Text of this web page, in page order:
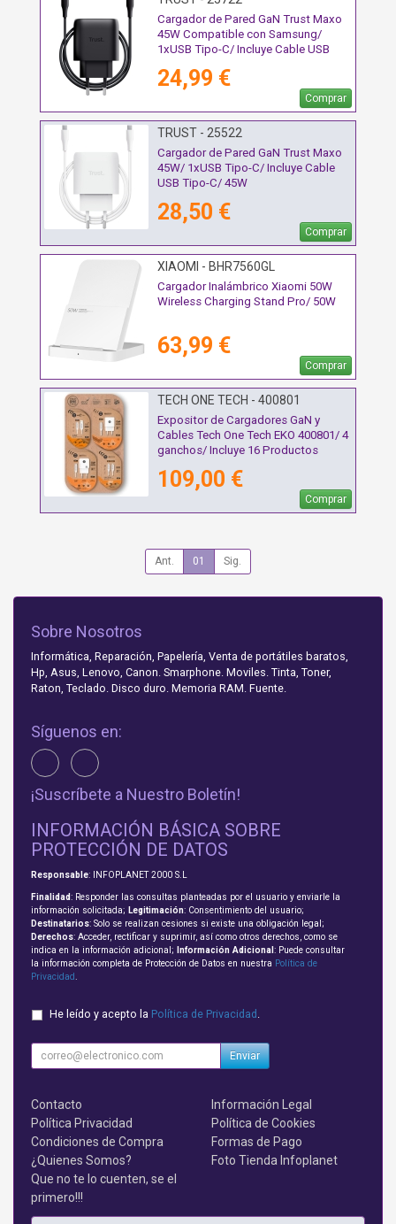
Cargador de Pared GaN Trust Maxo
45W Compatible con Samsung/
1xUSB Tipo-C/ Incluye Cable USB
24,99 €
Comprar
TRUST - 25522
Cargador de Pared GaN Trust Maxo
45W/ 1xUSB Tipo-C/ Incluye Cable
USB Tipo-C/ 45W
28,50 €
Comprar
XIAOMI - BHR7560GL
Cargador Inalámbrico Xiaomi 50W
Wireless Charging Stand Pro/ 50W
63,99 €
Comprar
TECH ONE TECH - 400801
Expositor de Cargadores GaN y
Cables Tech One Tech EKO 400801/ 4
ganchos/ Incluye 16 Productos
109,00 €
Comprar
Ant. 01 Sig.
Sobre Nosotros
Informática, Reparación, Papelería, Venta de portátiles baratos,
Hp, Asus, Lenovo, Canon. Smarphone. Moviles. Tinta, Toner,
Raton, Teclado. Disco duro. Memoria RAM. Fuente.
Síguenos en:
¡Suscríbete a Nuestro Boletín!
INFORMACIÓN BÁSICA SOBRE
PROTECCIÓN DE DATOS
Responsable: INFOPLANET 2000 S.L
Finalidad: Responder las consultas planteadas por el usuario y enviarle la
información solicitada; Legitimación: Consentimiento del usuario;
Destinatarios: Solo se realizan cesiones si existe una obligación legal;
Derechos: Acceder, rectificar y suprimir, así como otros derechos, como se
indica en la información adicional;
Información Adicional : Puede consultar
la información completa de Protección de Datos en nuestra Política de
Privacidad
He leído y acepto la Política de Privacidad .
Enviar
Contacto
Información Legal
Política Privacidad
Política de Cookies
Condiciones de Compra
Formas de Pago
¿Quienes Somos?
Foto Tienda Infoplanet
Que no te lo cuenten, se el
primero!!!